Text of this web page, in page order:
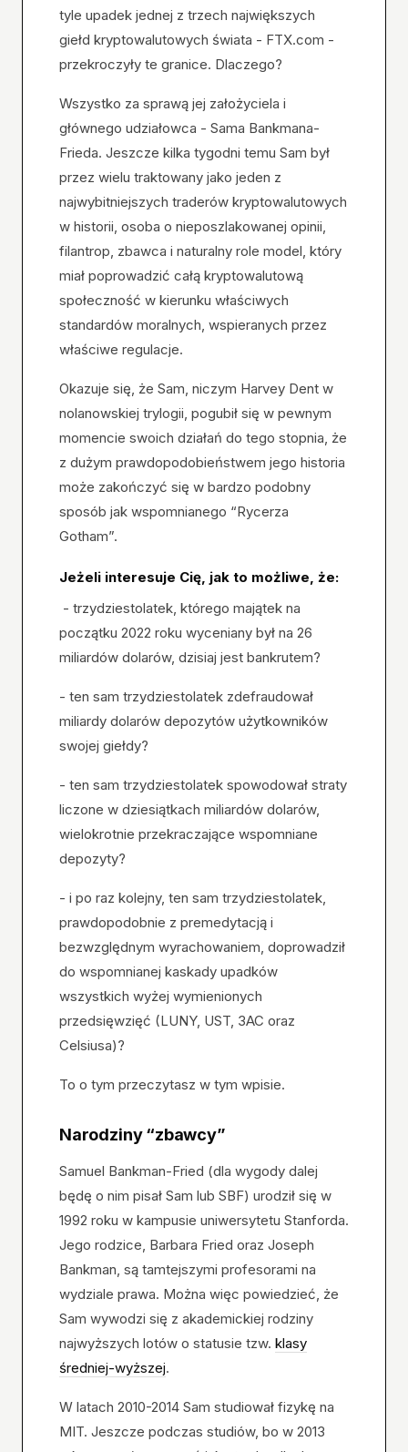
tyle upadek jednej z trzech największych
giełd kryptowalutowych świata - FTX.com -
przekroczyły te granice. Dlaczego?
Wszystko za sprawą jej założyciela i
głównego udziałowca - Sama Bankmana-
Frieda. Jeszcze kilka tygodni temu Sam był
przez wielu traktowany jako jeden z
najwybitniejszych traderów kryptowalutowych
w historii, osoba o nieposzlakowanej opinii,
filantrop, zbawca i naturalny role model, który
miał poprowadzić całą kryptowalutową
społeczność w kierunku właściwych
standardów moralnych, wspieranych przez
właściwe regulacje.
Okazuje się, że Sam, niczym Harvey Dent w
nolanowskiej trylogii, pogubił się w pewnym
momencie swoich działań do tego stopnia, że
z dużym prawdopodobieństwem jego historia
może zakończyć się w bardzo podobny
sposób jak wspomnianego “Rycerza
Gotham”.
Jeżeli interesuje Cię, jak to możliwe, że:
- trzydziestolatek, którego majątek na
początku 2022 roku wyceniany był na 26
miliardów dolarów, dzisiaj jest bankrutem?
- ten sam trzydziestolatek zdefraudował
miliardy dolarów depozytów użytkowników
swojej giełdy?
- ten sam trzydziestolatek spowodował straty
liczone w dziesiątkach miliardów dolarów,
wielokrotnie przekraczające wspomniane
depozyty?
- i po raz kolejny, ten sam trzydziestolatek,
prawdopodobnie z premedytacją i
bezwzględnym wyrachowaniem, doprowadził
do wspomnianej kaskady upadków
wszystkich wyżej wymienionych
przedsięwzięć (LUNY, UST, 3AC oraz
Celsiusa)?
To o tym przeczytasz w tym wpisie.
Narodziny “zbawcy”
Samuel Bankman-Fried (dla wygody dalej
będę o nim pisał Sam lub SBF) urodził się w
1992 roku w kampusie uniwersytetu Stanforda.
Jego rodzice, Barbara Fried oraz Joseph
Bankman, są tamtejszymi profesorami na
wydziale prawa. Można więc powiedzieć, że
Sam wywodzi się z akademickiej rodziny
najwyższych lotów o statusie tzw. klasy
średniej-wyższej.
W latach 2010-2014 Sam studiował fizykę na
MIT. Jeszcze podczas studiów, bo w 2013